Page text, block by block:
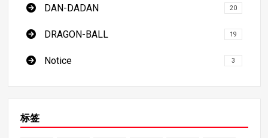
DAN-DADAN 20
DRAGON-BALL 19
Notice 3
标签